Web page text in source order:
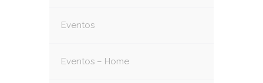
Eventos
Eventos – Home